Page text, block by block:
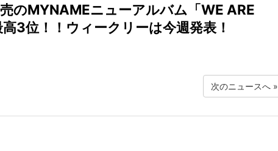
MYNAMEニューアルバム「WE ARE
3位！！ウィークリーは今週発表！
次のニュースへ»